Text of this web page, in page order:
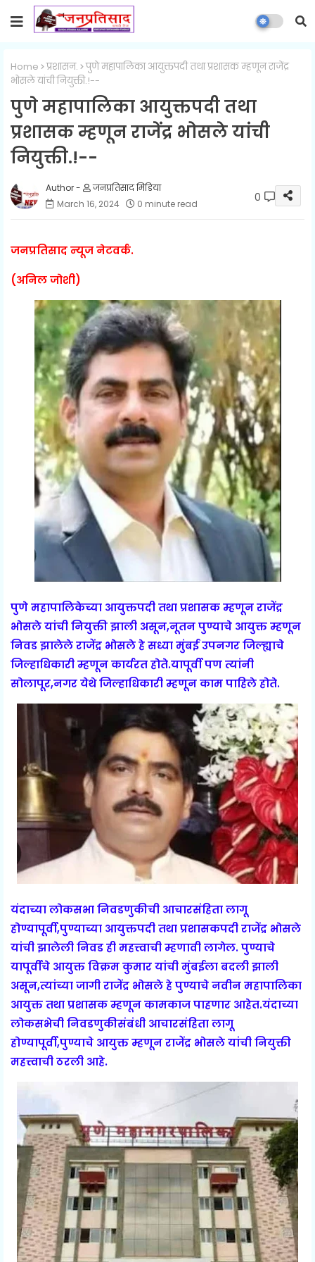
Home प्रशासन.
पुणे महापालिका आयुक्तपदी तथा प्रशासक म्हणून राजेंद्र
भोसले यांची नियुक्ती.!--
पुणे महापालिका आयुक्तपदी तथा
प्रशासक म्हणून राजेंद्र भोसले यांची
नियुक्ती.!--
जनप्रतिसाद मिडिया
March 16, 2024
0 minute read 0
जनप्रतिसाद न्यूज नेटवर्क.
(अनिल जोशी)
पुणे महापालिकेच्या आयुक्तपदी तथा प्रशासक म्हणून राजेंद्र
भोसले यांची नियुक्ती झाली असून,नूतन पुण्याचे आयुक्त म्हणून
निवड झालेले राजेंद्र भोसले हे सध्या मुंबई उपनगर जिल्ह्याचे
जिल्हाधिकारी म्हणून कार्यरत होते.यापूर्वी पण त्यांनी
सोलापूर,नगर येथे जिल्हाधिकारी म्हणून काम पाहिले होते.
यंदाच्या लोकसभा निवडणुकीची आचारसंहिता लागू
होण्यापूर्वी,पुण्याच्या आयुक्तपदी तथा प्रशासकपदी राजेंद्र भोसले
यांची झालेली निवड ही महत्त्वाची म्हणावी लागेल. पुण्याचे
यापूर्वीचे आयुक्त विक्रम कुमार यांची मुंबईला बदली झाली
असून,त्यांच्या जागी राजेंद्र भोसले हे पुण्याचे नवीन महापालिका
आयुक्त तथा प्रशासक म्हणून कामकाज पाहणार आहेत.यंदाच्या
लोकसभेची निवडणुकीसंबंधी आचारसंहिता लागू
होण्यापूर्वी,पुण्याचे आयुक्त म्हणून राजेंद्र भोसले यांची नियुक्ती
महत्त्वाची ठरली आहे.